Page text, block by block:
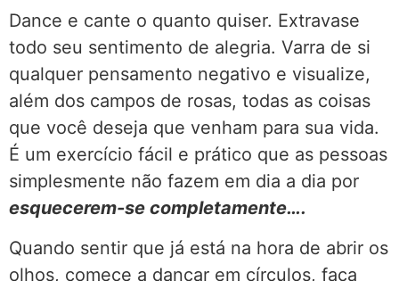
Dance e cante o quanto quiser. Extravase
todo seu sentimento de alegria. Varra de si
qualquer pensamento negativo e visualize,
além dos campos de rosas, todas as coisas
que você deseja que venham para sua vida.
É um exercício fácil e prático que as pessoas
simplesmente não fazem em dia a dia por
esquecerem-se completamente….
Quando sentir que já está na hora de abrir os
olhos, comece a dançar em círculos, faça